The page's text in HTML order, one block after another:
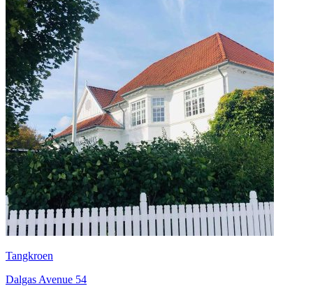
Tangkroen
Dalgas Avenue 54